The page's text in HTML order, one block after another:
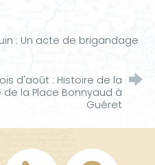
: Un acte de brigandage
d'août : Histoire de la
la Place Bonnyaud à
Guéret